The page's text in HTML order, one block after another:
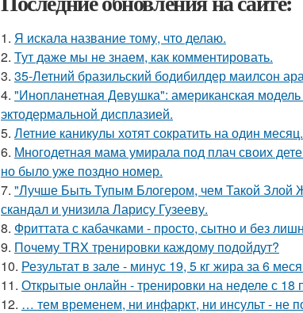
1. Я искала название тому, что делаю.
2. Тут даже мы не знаем, как комментировать.
3. 35-Летний бразильский бодибилдер маилсон
4. "Инопланетная Девушка": американская
эктодермальной дисплазией.
5. Летние каникулы хотят сократить на один месяц.
6. Многодетная мама умирала под плач своих
но было уже поздно номер.
7. "Лучше Быть Тупым Блогером, чем Такой Злой
скандал и унизила Ларису Гузееву.
8. Фриттата с кабачками - просто, сытно и без
9. Почему TRX тренировки каждому подойдут?
10. Результат в зале - минус 19, 5 кг жира за 6
11. Открытые онлайн - тренировки на неделе с 18
12. … тем временем, ни инфаркт, ни инсульт - не